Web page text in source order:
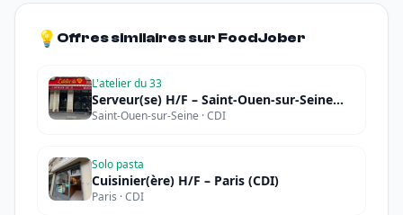
💡 Offres similaires sur FoodJober
L'atelier du 33
Serveur(se) H/F – Saint-Ouen-sur-Seine
(CDI)
Saint-Ouen-sur-Seine · CDI
Solo pasta
Cuisinier(ère) H/F – Paris (CDI)
Paris · CDI